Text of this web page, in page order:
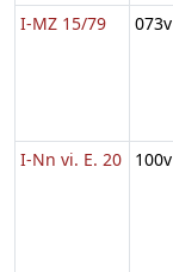
I-MZ 15/79 073v
I-Nn vi. E. 20 100v